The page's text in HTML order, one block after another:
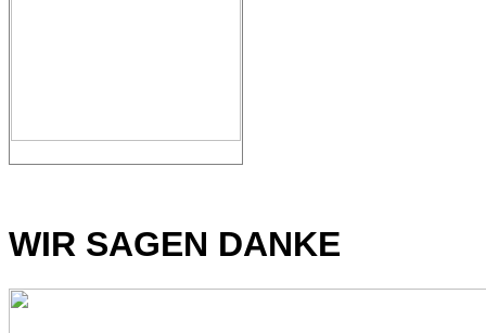
WIR SAGEN DANKE